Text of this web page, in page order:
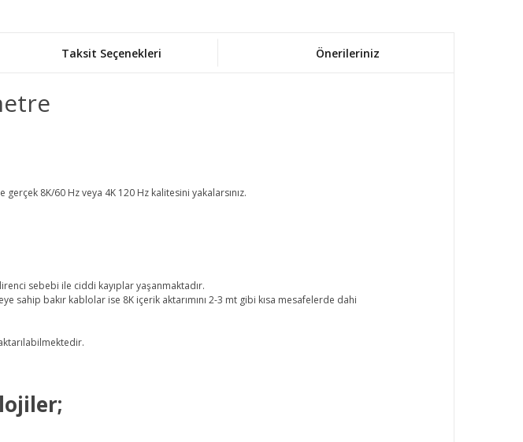
Taksit Seçenekleri Önerileriniz
8K/60 Hz veya 4K 120 Hz kalitesini yakalarsınız.
sebebi ile ciddi kayıplar yaşanmaktadır.
sahip bakır kablolar ise 8K içerik aktarımını 2-3 mt gibi kısa mesafelerde dahi